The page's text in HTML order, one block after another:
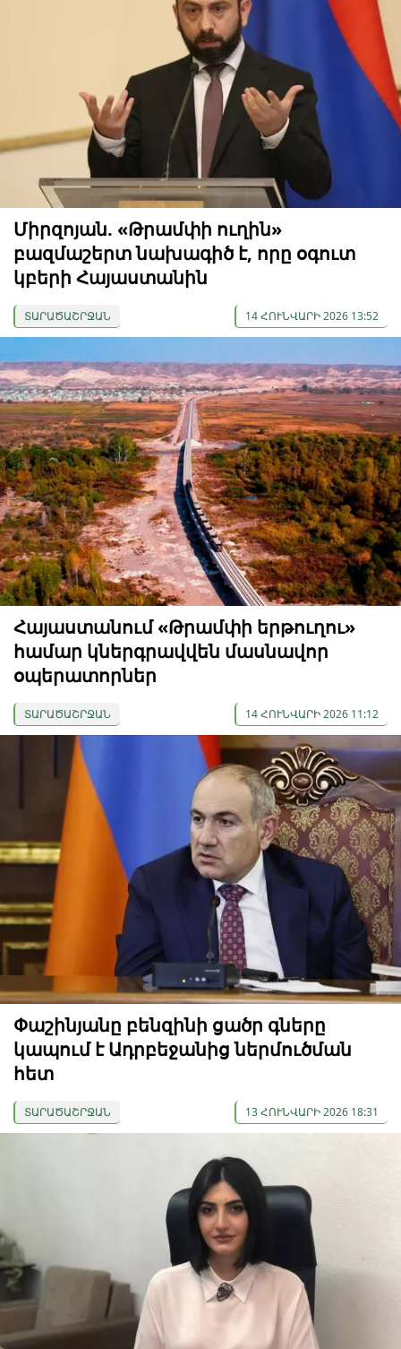
Միրզոյան. «Թրամփի ուղին»
բազմաշերտ նախագիծ է, որը օգուտ
կբերի Հայաստանին
ՏԱՐԱԾԱՇՐՋԱՆ 14 ՀՈՒՆՎԱՐԻ 2026 13:52
Հայաստանում «Թրամփի երթուղու»
համար կներգրավվեն մասնավոր
օպերատորներ
ՏԱՐԱԾԱՇՐՋԱՆ 14 ՀՈՒՆՎԱՐԻ 2026 11:12
Փաշինյանը բենզինի ցածր գները
կապում է Ադրբեջանից ներմուծման
հետ
ՏԱՐԱԾԱՇՐՋԱՆ 13 ՀՈՒՆՎԱՐԻ 2026 18:31